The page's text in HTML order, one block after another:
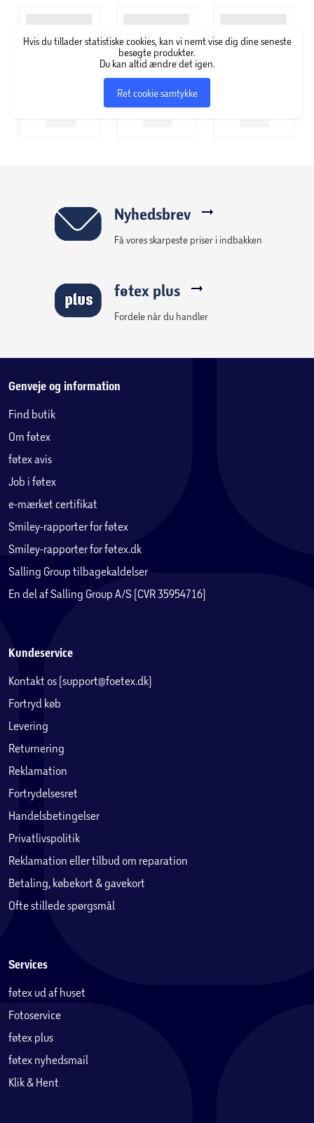
Hvis du tillader statistiske cookies, kan vi nemt vise dig dine seneste
besøgte produkter.
Du kan altid ændre det igen.
Ret cookie samtykke
Nyhedsbrev
Få vores skarpeste priser i indbakken
føtex plus
Fordele når du handler
Genveje og information
Find butik
Om føtex
føtex avis
Job i føtex
e-mærket certifikat
Smiley-rapporter for føtex
Smiley-rapporter for føtex.dk
Salling Group tilbagekaldelser
En del af Salling Group A/S (CVR 35954716)
Kundeservice
Kontakt os (support@foetex.dk)
Fortryd køb
Levering
Returnering
Reklamation
Fortrydelsesret
Handelsbetingelser
Privatlivspolitik
Reklamation eller tilbud om reparation
Betaling, købekort & gavekort
Ofte stillede spørgsmål
Services
føtex ud af huset
Fotoservice
føtex plus
føtex nyhedsmail
Klik & Hent